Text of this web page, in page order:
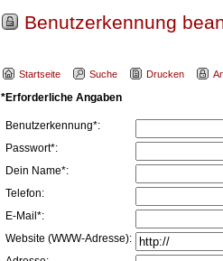
Benutzerkennung
Startseite Suche Drucken
*Erforderliche Angaben
Benutzerkennung*:
Passwort*:
Dein Name*:
Telefon:
E-Mail*:
Website (WWW-Adresse):